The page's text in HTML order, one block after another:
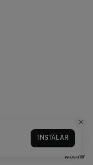
Mostrar
INSTALAR